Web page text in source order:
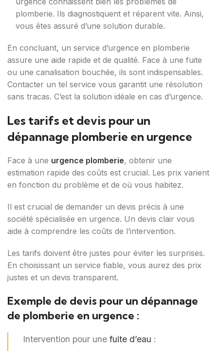
plomberie. Ils diagnostiquent et réparent vite. Ainsi,
vous êtes assuré d’une solution durable.
En concluant, un service d’urgence en plomberie
assure une aide rapide et de qualité. Face à une fuite
ou une canalisation bouchée, ils sont indispensables.
Contacter un tel service vous garantit une résolution
sans tracas. C’est la solution idéale en cas d’urgence.
Les tarifs et devis pour un
dépannage plomberie en urgence
Face à une urgence plomberie, obtenir une
estimation rapide des coûts est crucial. Les prix varient
en fonction du problème et de où vous habitez.
Il est crucial de demander un devis précis à une
société spécialisée en urgence. Un devis clair vous
aide à comprendre les coûts de l’intervention.
Les tarifs doivent être justes pour éviter les surprises.
En choisissant un service fiable, vous aurez des prix
justes et un devis transparent.
Exemple de devis pour un dépannage
de plomberie en urgence :
Intervention pour une fuite d’eau :